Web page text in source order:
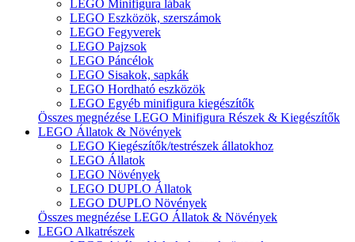
LEGO Minifigura lábak
LEGO Eszközök, szerszámok
LEGO Fegyverek
LEGO Pajzsok
LEGO Páncélok
LEGO Sisakok, sapkák
LEGO Hordható eszközök
LEGO Egyéb minifigura kiegészítők
Összes megnézése LEGO Minifigura Részek & Kiegészítők
LEGO Állatok & Növények
LEGO Kiegészítők/testrészek állatokhoz
LEGO Állatok
LEGO Növények
LEGO DUPLO Állatok
LEGO DUPLO Növények
Összes megnézése LEGO Állatok & Növények
LEGO Alkatrészek